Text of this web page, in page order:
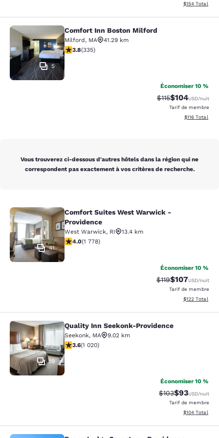
Afficher les
$154 Total
Comfort Inn Boston Milford
5
Comfort Inn Boston Milford
Milford, MA
41.29 km
3.83 étoiles. Bien. 335 commentaires
3.8(335)
Économiser 10 %
Tarif barré :
$115Tarif réduit :
$104USD/nuit
Tarif de membre
Afficher les
$116 Total
Vous trouverez ci-dessous d'autres hôtels dans la région qui ne
correspondent pas exactement à vos critères de recherche.
Comfort Suites West Warwick -
41
Comfort Suites West Warwick -
Providence
West Warwick, RI
13.4 km
3.97 étoiles. Bien. 1778 commentaires
4.0(1 778)
Économiser 10 %
Tarif barré :
$119Tarif réduit :
$107USD/nuit
Tarif de membre
Afficher les
$122 Total
Quality Inn Seekonk-Providence
19
Quality Inn Seekonk-Providence
Seekonk, MA
9.02 km
3.56 étoiles. Bien. 1020 commentaires
3.6(1 020)
Économiser 10 %
Tarif barré :
$103Tarif réduit :
$93USD/nuit
Tarif de membre
Afficher les
$104 Total